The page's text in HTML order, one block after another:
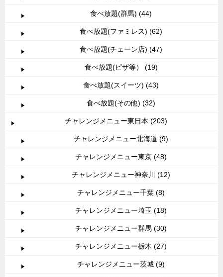
食べ放題(群馬) (44)
食べ放題(ファミレス) (62)
食べ放題(チェーン店) (47)
食べ放題(ピザ等） (19)
食べ放題(スイーツ) (43)
食べ放題(その他) (32)
チャレンジメニュー東日本 (203)
チャレンジメニュー北海道 (9)
チャレンジメニュー東京 (48)
チャレンジメニュー神奈川 (12)
チャレンジメニュー千葉 (8)
チャレンジメニュー埼玉 (18)
チャレンジメニュー群馬 (30)
チャレンジメニュー栃木 (27)
チャレンジメニュー茨城 (9)